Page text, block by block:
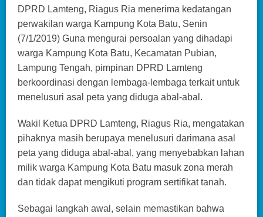
DPRD Lamteng, Riagus Ria menerima kedatangan
perwakilan warga Kampung Kota Batu, Senin
(7/1/2019) Guna mengurai persoalan yang dihadapi
warga Kampung Kota Batu, Kecamatan Pubian,
Lampung Tengah, pimpinan DPRD Lamteng
berkoordinasi dengan lembaga-lembaga terkait untuk
menelusuri asal peta yang diduga abal-abal.
Wakil Ketua DPRD Lamteng, Riagus Ria, mengatakan
pihaknya masih berupaya menelusuri darimana asal
peta yang diduga abal-abal, yang menyebabkan lahan
milik warga Kampung Kota Batu masuk zona merah
dan tidak dapat mengikuti program sertifikat tanah.
Sebagai langkah awal, selain memastikan bahwa